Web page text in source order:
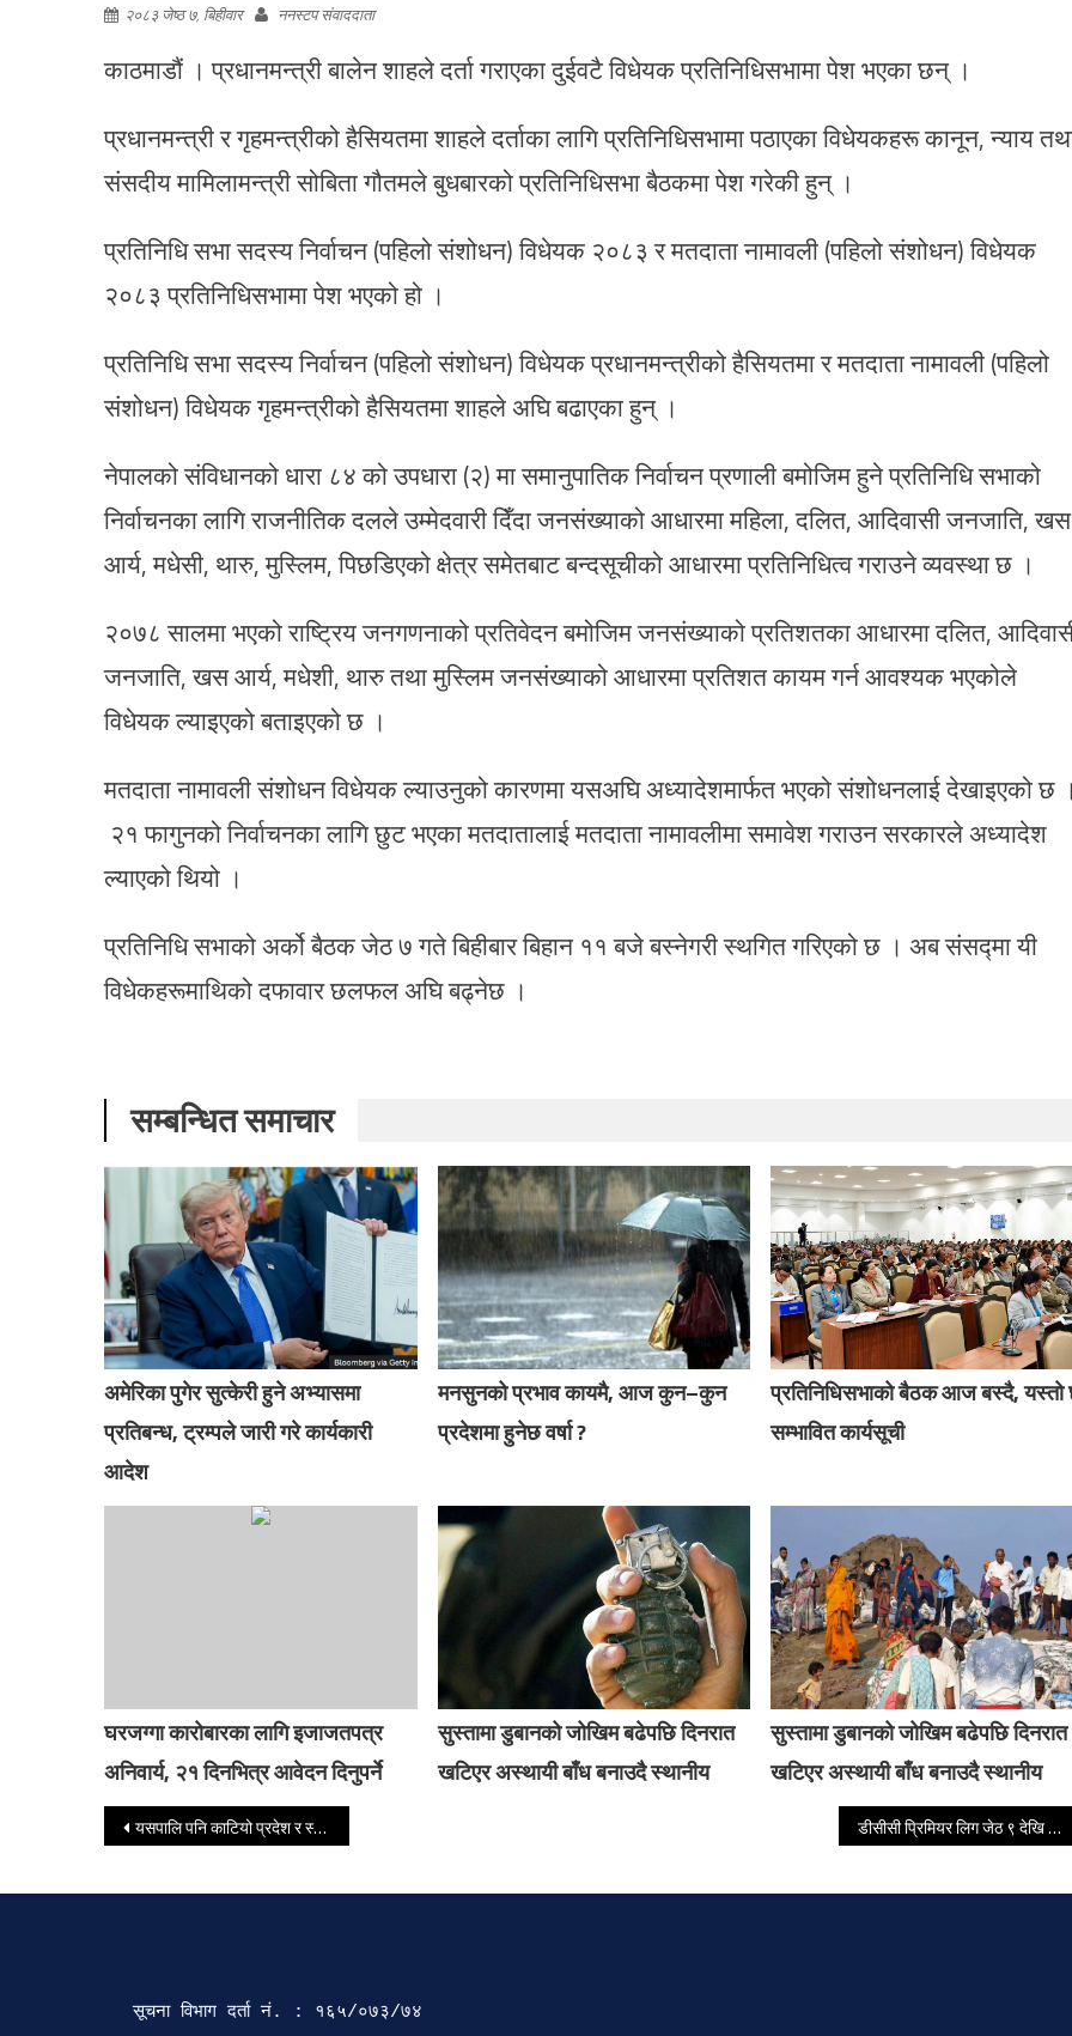
२०८३ जेष्ठ ७, बिहीवार ननस्टप संवाददाता
काठमाडौं । प्रधानमन्त्री बालेन शाहले दर्ता गराएका दुईवटै विधेयक प्रतिनिधिसभामा पेश भएका छन् ।
प्रधानमन्त्री र गृहमन्त्रीको हैसियतमा शाहले दर्ताका लागि प्रतिनिधिसभामा पठाएका विधेयकहरू कानून, न्याय
संसदीय मामिलामन्त्री सोबिता गौतमले बुधबारको प्रतिनिधिसभा बैठकमा पेश गरेकी हुन् ।
प्रतिनिधि सभा सदस्य निर्वाचन (पहिलो संशोधन) विधेयक २०८३ र मतदाता नामावली (पहिलो संशोधन) विधेयक
२०८३ प्रतिनिधिसभामा पेश भएको हो ।
प्रतिनिधि सभा सदस्य निर्वाचन (पहिलो संशोधन) विधेयक प्रधानमन्त्रीको हैसियतमा र मतदाता नामावली (पहिलो
संशोधन) विधेयक गृहमन्त्रीको हैसियतमा शाहले अघि बढाएका हुन् ।
नेपालको संविधानको धारा ८४ को उपधारा (२) मा समानुपातिक निर्वाचन प्रणाली बमोजिम हुने प्रतिनिधि सभाको
निर्वाचनका लागि राजनीतिक दलले उम्मेदवारी दिँदा जनसंख्याको आधारमा महिला, दलित, आदिवासी जनजाति, खस
आर्य, मधेसी, थारु, मुस्लिम, पिछडिएको क्षेत्र समेतबाट बन्दसूचीको आधारमा प्रतिनिधित्व गराउने व्यवस्था छ ।
२०७८ सालमा भएको राष्ट्रिय जनगणनाको प्रतिवेदन बमोजिम जनसंख्याको प्रतिशतका आधारमा दलित,
जनजाति, खस आर्य, मधेशी, थारु तथा मुस्लिम जनसंख्याको आधारमा प्रतिशत कायम गर्न आवश्यक भएकोले
विधेयक ल्याइएको बताइएको छ ।
मतदाता नामावली संशोधन विधेयक ल्याउनुको कारणमा यसअघि अध्यादेशमार्फत भएको संशोधनलाई देखाइएको छ
२१ फागुनको निर्वाचनका लागि छुट भएका मतदातालाई मतदाता नामावलीमा समावेश गराउन सरकारले अध्यादेश
ल्याएको थियो ।
प्रतिनिधि सभाको अर्को बैठक जेठ ७ गते बिहीबार बिहान ११ बजे बस्नेगरी स्थगित गरिएको छ । अब संसद्मा यी
विधेकहरूमाथिको दफावार छलफल अघि बढ्नेछ ।
सम्बन्धित समाचार
अमेरिका पुगेर सुत्केरी हुने अभ्यासमा
प्रतिबन्ध, ट्रम्पले जारी गरे कार्यकारी
आदेश
मनसुनको प्रभाव कायमै, आज कुन–कुन
प्रदेशमा हुनेछ वर्षा ?
प्रतिनिधिसभाको बैठक आज बस्दै,
सम्भावित कार्यसूची
घरजग्गा कारोबारका लागि इजाजतपत्र
अनिवार्य, २१ दिनभित्र आवेदन दिनुपर्ने
सुस्तामा डुबानको जोखिम बढेपछि दिनरात
खटिएर अस्थायी बाँध बनाउदै स्थानीय
सुस्तामा डुबानको जोखिम बढेपछि दिनरात
खटिएर अस्थायी बाँध बनाउदै स्थानीय
Post navigation
यसपालि पनि काटियो प्रदेश र स्थानीय तहमा वित्तीय समानीकरण अनुदान डीसीसी प्रिमियर लिग जेठ ९ देखि शुरू हुने
सूचना विभाग दर्ता‍ नं. : १६५/०७३/७४